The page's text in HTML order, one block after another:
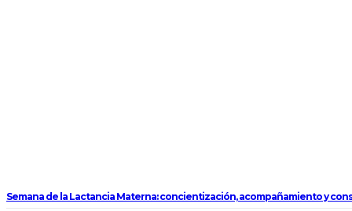
Semana de la Lactancia Materna: concientización, acompañamiento y